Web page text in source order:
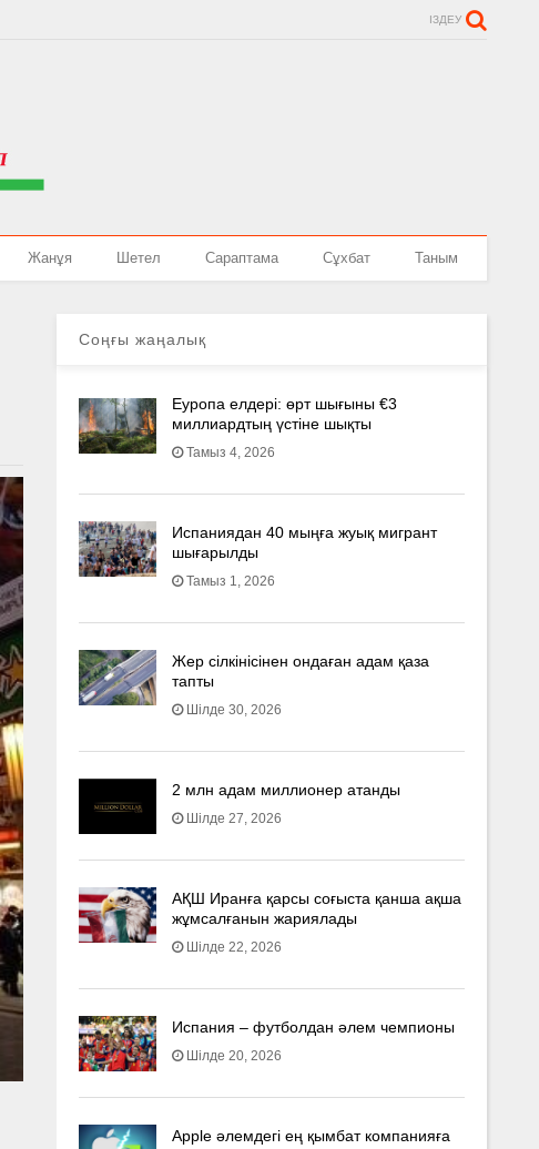
ІЗДЕУ
Жанұя Шетел Сараптама Сұхбат Таным
Соңғы жаңалық
Еуропа елдері: өрт шығыны €3
миллиардтың үстіне шықты
Тамыз 4, 2026
Испаниядан 40 мыңға жуық мигрант
шығарылды
Тамыз 1, 2026
Жер сілкінісінен ондаған адам қаза
тапты
Шілде 30, 2026
2 млн адам миллионер атанды
Шілде 27, 2026
АҚШ Иранға қарсы соғыста қанша ақша
жұмсалғанын жариялады
Шілде 22, 2026
Испания – футболдан әлем чемпионы
Шілде 20, 2026
Apple әлемдегі ең қымбат компанияға